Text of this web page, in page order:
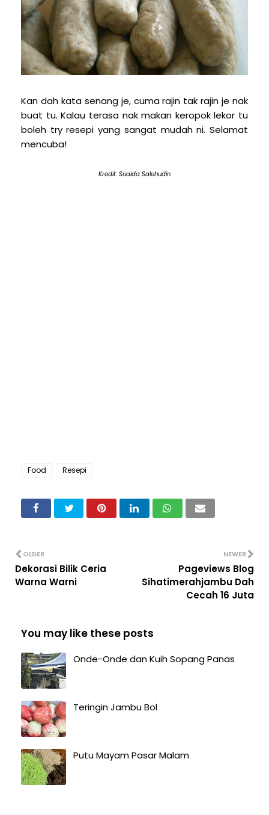
Kan dah kata senang je, cuma rajin tak rajin je nak
buat tu. Kalau terasa nak makan keropok lekor tu
boleh try resepi yang sangat mudah ni. Selamat
mencuba!
Kredit: Suaida Salehudin
Food Resepi
NEWER
Pageviews Blog
Sihatimerahjambu Dah
Cecah 16 Juta
OLDER
Dekorasi Bilik Ceria
Warna Warni
You may like these posts
Onde-Onde dan Kuih Sopang Panas
Teringin Jambu Bol
Putu Mayam Pasar Malam